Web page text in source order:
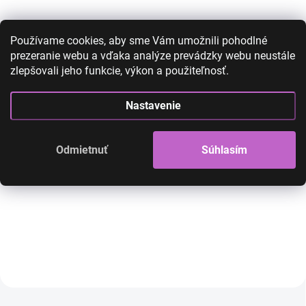
Používame cookies, aby sme Vám umožnili pohodlné
prezeranie webu a vďaka analýze prevádzky webu neustále
zlepšovali jeho funkcie, výkon a použiteľnosť.
Nastavenie
Odmietnuť Súhlasím
Príčeskový cop -čierny -
vlnitý
Príčeskový cop so suchým zipsom na
omotanie
Príčeskový cop -
vlnitý 613
12,20 € bez DPH
15,00 €
Príčeskový cop so
omotanie